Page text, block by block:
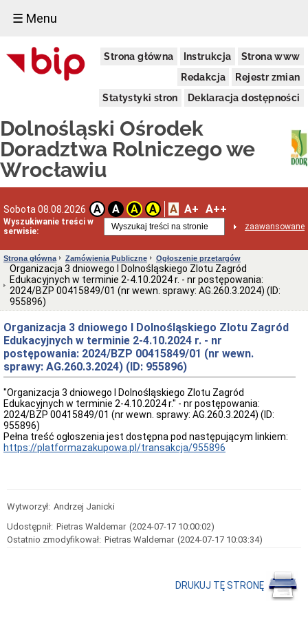
☰ Menu
Strona główna Instrukcja
Strona www
Redakcja
Rejestr zmian
Statystyki stron
Deklaracja dostępności
Dolnośląski Ośrodek
Doradztwa Rolniczego we
Wrocławiu
Sobota 08.08.2026 A A A A A A+ A++
Wyszukiwanie treści w
serwisie:
zaawansowane
Informacje
Ogólne
Dane
Komórki
Organizacyjne
Powiatowe
Zespoły
Doradztwa
Rolniczego
dostępności
Schemat
organizacyjny
Statut
i
Regulamin
Aktualne
oferty
pracy
Kontrole
w
Ośrodku
Wykaz
zbędnych
i
zużytych
składników
majątku
ruchomego
o
udzielenie
zamówień
Strona główna Zamówienia Publiczne Ogłoszenie przetargów
Organizacja 3 dniowego I Dolnośląskiego Zlotu Zagród
Edukacyjnych w terminie 2-4.10.2024 r. - nr postępowania:
2024/BZP 00415849/01 (nr wewn. sprawy: AG.260.3.2024) (ID:
955896)
Organizacja 3 dniowego I Dolnośląskiego Zlotu Zagród
Edukacyjnych w terminie 2-4.10.2024 r. - nr
postępowania: 2024/BZP 00415849/01 (nr wewn.
sprawy: AG.260.3.2024) (ID: 955896)
"Organizacja 3 dniowego I Dolnośląskiego Zlotu Zagród
Edukacyjnych w terminie 2-4.10.2024 r." - nr postępowania:
2024/BZP 00415849/01 (nr wewn. sprawy: AG.260.3.2024) (ID:
955896)
Pełna treść ogłoszenia jest dostępna pod następującym linkiem:
https://platformazakupowa.pl/transakcja/955896
Wytworzył: Andrzej Janicki
Udostępnił: Pietras Waldemar (2024-07-17 10:00:02)
Ostatnio zmodyfikował: Pietras Waldemar (2024-07-17 10:03:34)
DRUKUJ TĘ STRONĘ